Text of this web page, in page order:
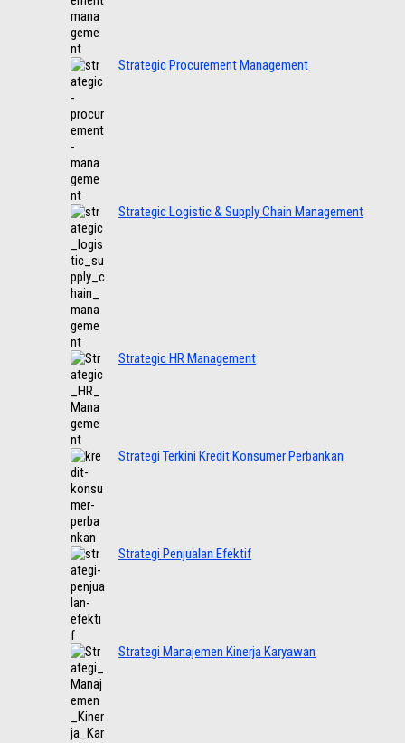
Strategic Procurement Management
Strategic Logistic & Supply Chain Management
Strategic HR Management
Strategi Terkini Kredit Konsumer Perbankan
Strategi Penjualan Efektif
Strategi Manajemen Kinerja Karyawan